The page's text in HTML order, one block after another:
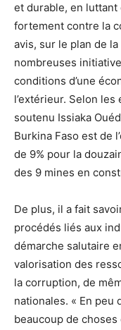
et durable, en
fortement contre la
avis, sur le plan de
nombreuses
conditions d’une
l’extérieur. Selon
soutenu Issiaka
Burkina Faso est de
de 9% pour la
des 9 mines en
De plus, il a fait
procédés liés aux
démarche salutaire
valorisation des
la corruption, de
nationales. « En peu
beaucoup de